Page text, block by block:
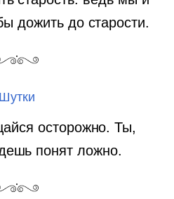
дожить до старости.
Шутки
осторожно. Ты,
понят ложно.